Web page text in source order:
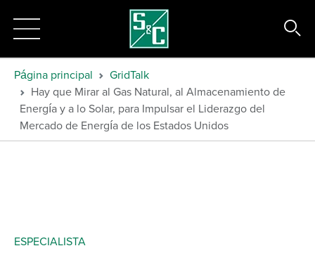
Página principal
GridTalk
Hay que Mirar al Gas Natural, al Almacenamiento de
Energía y a lo Solar, para Impulsar el Liderazgo del
Mercado de Energía de los Estados Unidos
ESPECIALISTA